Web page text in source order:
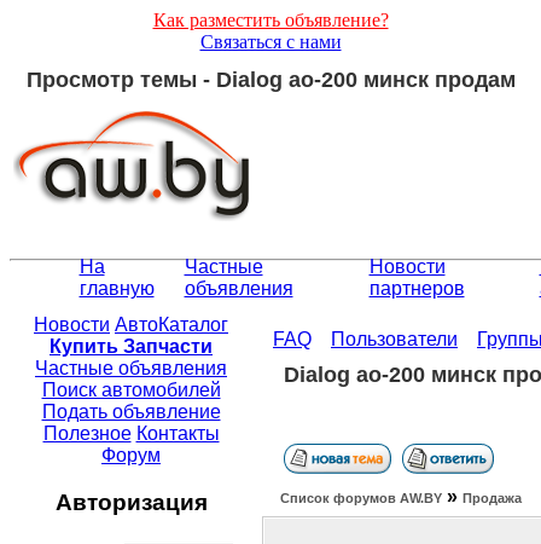
Как разместить объявление?
Связаться с нами
Просмотр темы - Dialog ao-200 минск продам
На
главную
Частные
объявления
Новости
партнеров
Новости АвтоКаталог
Купить Запчасти
Частные объявления
Поиск автомобилей
Подать объявление
Полезное Контакты
Форум
Авторизация
FAQ Пользователи
Dialog ao-200 минск
Список форумов АW.BY » Продажа